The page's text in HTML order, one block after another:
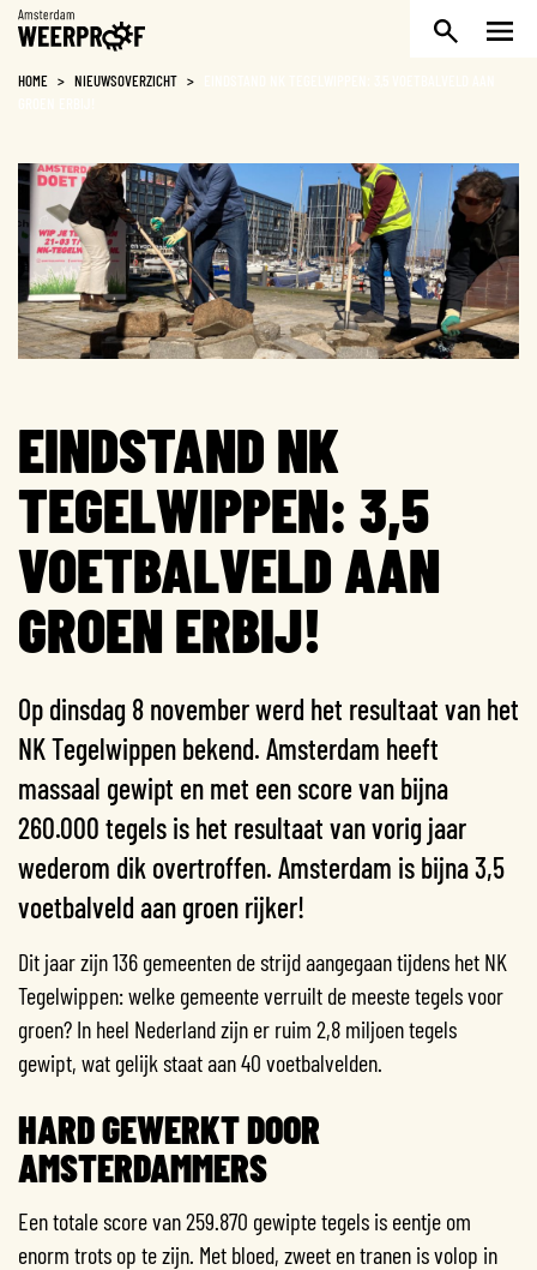
Weerproof
HOME > NIEUWSOVERZICHT >
EINDSTAND NK
TEGELWIPPEN: 3,5
VOETBALVELD AAN
GROEN ERBIJ!
Op dinsdag 8 november werd het resultaat van het
NK Tegelwippen bekend. Amsterdam heeft
massaal gewipt en met een score van bijna
260.000 tegels is het resultaat van vorig jaar
wederom dik overtroffen. Amsterdam is bijna 3,5
voetbalveld aan groen rijker!
Dit jaar zijn 136 gemeenten de strijd aangegaan tijdens het NK
Tegelwippen: welke gemeente verruilt de meeste tegels voor
groen? In heel Nederland zijn er ruim 2,8 miljoen tegels
gewipt, wat gelijk staat aan 40 voetbalvelden.
HARD GEWERKT DOOR
AMSTERDAMMERS
Een totale score van 259.870 gewipte tegels is eentje om
enorm trots op te zijn. Met bloed, zweet en tranen is volop in